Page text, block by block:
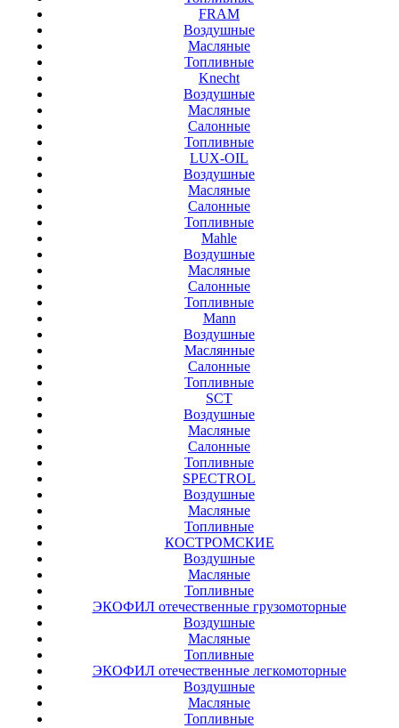
FRAM
Воздушные
Масляные
Топливные
Knecht
Воздушные
Масляные
Салонные
Топливные
LUX-OIL
Воздушные
Масляные
Салонные
Топливные
Mahle
Воздушные
Масляные
Салонные
Топливные
Mann
Воздушные
Маслянные
Салонные
Топливные
SCT
Воздушные
Масляные
Салонные
Топливные
SPECTROL
Воздушные
Масляные
Топливные
КОСТРОМСКИЕ
Воздушные
Масляные
Топливные
ЭКОФИЛ отечественные грузомоторные
Воздушные
Масляные
Топливные
ЭКОФИЛ отечественные легкомоторные
Воздушные
Масляные
Топливные